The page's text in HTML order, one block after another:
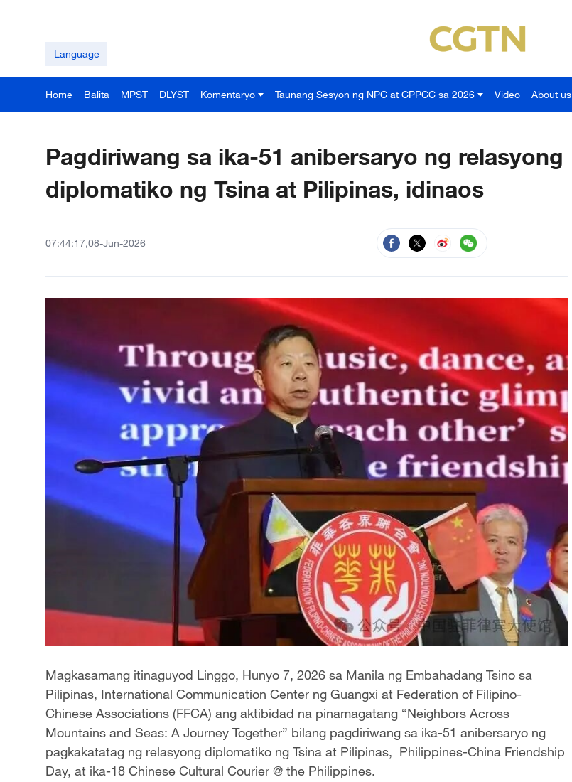
Language
Home Balita MPST DLYST Komentaryo Taunang Sesyon ng NPC at CPPCC sa 2026 Video About us
Pagdiriwang sa ika-51 anibersaryo ng relasyong
diplomatiko ng Tsina at Pilipinas, idinaos
07:44:17,08-Jun-2026
Magkasamang itinaguyod Linggo, Hunyo 7, 2026 sa Manila ng Embahadang Tsino sa
Pilipinas, International Communication Center ng Guangxi at Federation of Filipino-
Chinese Associations (FFCA) ang aktibidad na pinamagatang “Neighbors Across
Mountains and Seas: A Journey Together” bilang pagdiriwang sa ika-51 anibersaryo ng
pagkakatatag ng relasyong diplomatiko ng Tsina at Pilipinas, Philippines-China Friendship
Day, at ika-18 Chinese Cultural Courier @ the Philippines.